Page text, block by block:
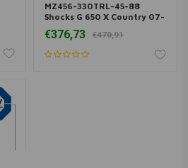
MZ456-330TRL-45-88
Shocks G 650 X Country 07-
10
€376,73 €470,91